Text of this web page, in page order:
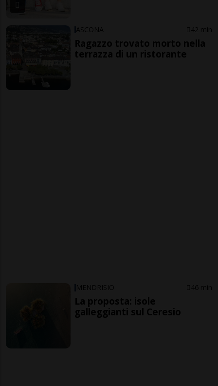
ASCONA 42 min
Ragazzo trovato morto nella
terrazza di un ristorante
MENDRISIO 46 min
La proposta: isole
galleggianti sul Ceresio